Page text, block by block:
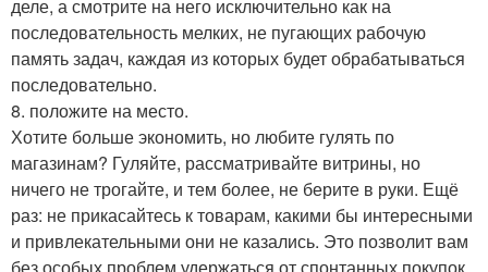
деле, а смотрите на него исключительно как на
последовательность мелких, не пугающих рабочую
память задач, каждая из которых будет обрабатываться
последовательно.
8. положите на место.
Хотите больше экономить, но любите гулять по
магазинам? Гуляйте, рассматривайте витрины, но
ничего не трогайте, и тем более, не берите в руки. Ещё
раз: не прикасайтесь к товарам, какими бы интересными
и привлекательными они не казались. Это позволит вам
без особых проблем удержаться от спонтанных покупок.